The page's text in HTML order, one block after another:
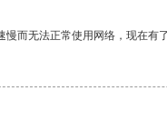
而无法正常使用网络，现在有